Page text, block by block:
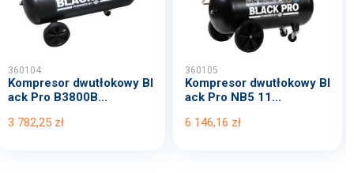
360104
Kompresor dwutłokowy Bl
ack Pro B3800B...
3 782,25 zł
360105
Kompresor dwutłokowy Bl
ack Pro NB5 11...
6 146,16 zł